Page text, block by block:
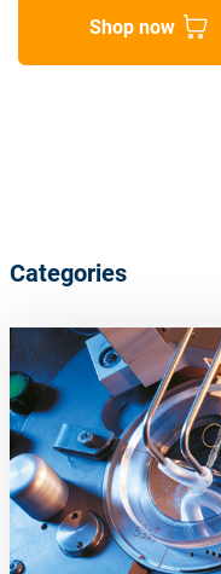
Shop now
Categories